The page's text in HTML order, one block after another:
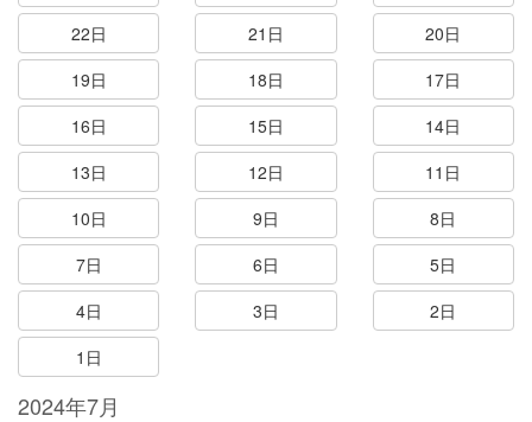
22日
21日
20日
19日
18日
17日
16日
15日
14日
13日
12日
11日
10日
9日
8日
7日
6日
5日
4日
3日
2日
1日
2024年7月